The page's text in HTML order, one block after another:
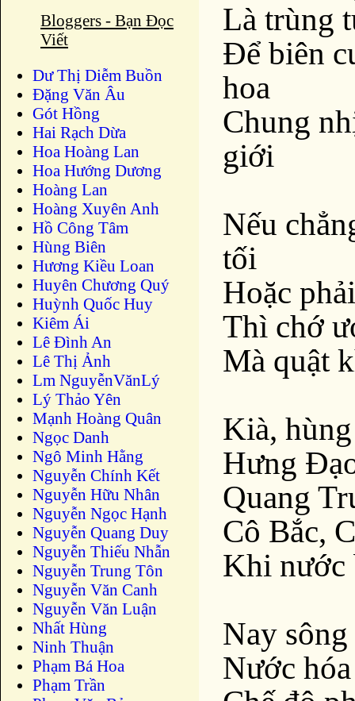
Bloggers - Bạn Đọc
Viết
Dư Thị Diễm Buồn
Ðặng Văn Âu
Gót Hồng
Hai Rạch Dừa
Hoa Hoàng Lan
Hoa Hướng Dương
Hoàng Lan
Hoàng Xuyên Anh
Hồ Công Tâm
Hùng Biên
Hương Kiều Loan
Huyên Chương Quý
Huỳnh Quốc Huy
Kiêm Ái
Lê Đình An
Lê Thị Ảnh
Lm NguyễnVănLý
Lý Thảo Yên
Mạnh Hoàng Quân
Ngọc Danh
Ngô Minh Hằng
Nguyễn Chính Kết
Nguyễn Hữu Nhân
Nguyễn Ngọc Hạnh
Nguyễn Quang Duy
Nguyễn Thiếu Nhẫn
Nguyễn Trung Tôn
Nguyễn Văn Canh
Nguyễn Văn Luận
Nhất Hùng
Ninh Thuận
Phạm Bá Hoa
Phạm Trần
Là trùng
Ðể biên
hoa
Chung
giới
Nếu
tối
Hoặc
Thì chớ
Mà quật
Kià,
Hưng
Quang
Cô Bắc,
Khi nước
Nay
Nước